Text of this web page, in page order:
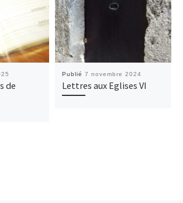
de
Publié 7 novembre 2024
Lettres aux Eglises VI